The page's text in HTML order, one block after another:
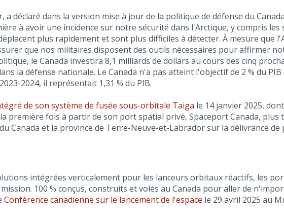
déclaré dans la version mise à jour de la politique de défense du
à avoir une incidence sur notre sécurité dans l'Arctique, y compris
plus rapidement et sont plus difficiles à détecter. À mesure que
que nos militaires disposent des outils nécessaires pour affirmer
le Canada investira 8,1 milliards de dollars au cours des cinq
la défense nationale. Le Canada n'a pas atteint l'objectif de 2 % du
2024, il représentait 1,31 % du PIB.
de son système de fusée sous-orbitale Taiga le 14 janvier 2025,
première fois à partir de son port spatial privé, Spaceport Canada, plus
Canada et la province de Terre-Neuve-et-Labrador sur la délivrance
intégrées verticalement pour les lanceurs orbitaux réactifs, les
100 % conçus, construits et volés au Canada pour aller de
Conférence canadienne sur le lancement de l'espace le 29 avril 2025 au